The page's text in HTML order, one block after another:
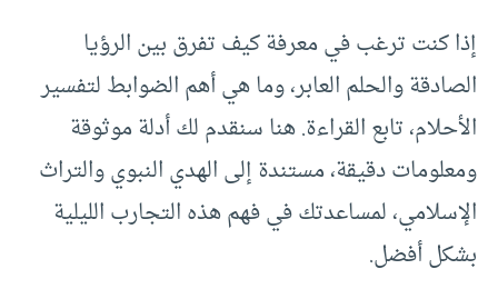
إذا كنت ترغب في معرفة كيف تفرق بين الرؤيا
الصادقة والحلم العابر، وما هي أهم الضوابط لتفسير
الأحلام، تابع القراءة. هنا سنقدم لك أدلة موثوقة
ومعلومات دقيقة، مستندة إلى الهدي النبوي والتراث
الإسلامي، لمساعدتك في فهم هذه التجارب الليلية
بشكل أفضل.